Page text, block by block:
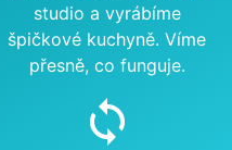
studio a vyrábíme
špičkové kuchyně. Víme
přesně, co funguje.
sync